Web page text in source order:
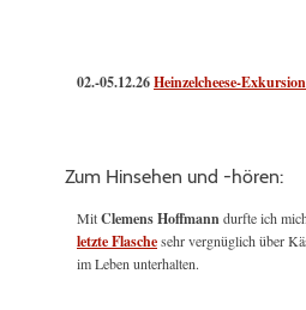
02.-05.12.26Heinzelcheese-
Zum Hinsehen und -hören:
MitClemens Hoffmanndurfte ich
letzte Flaschesehr vergnüglich über
im Leben unterhalten.